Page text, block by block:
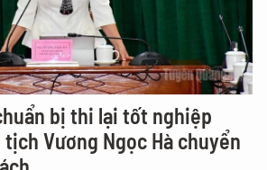
bị thi lại tốt nghiệp
tịch Vương Ngọc Hà chuyển